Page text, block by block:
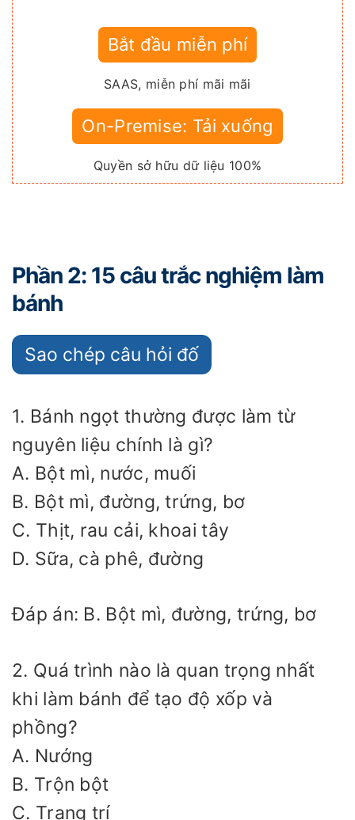
Bắt đầu miễn phí
SAAS, miễn phí mãi mãi
On-Premise: Tải xuống
Quyền sở hữu dữ liệu 100%
Phần 2: 15 câu trắc nghiệm làm
bánh
Sao chép câu hỏi đố
1. Bánh ngọt thường được làm từ
nguyên liệu chính là gì?
A. Bột mì, nước, muối
B. Bột mì, đường, trứng, bơ
C. Thịt, rau cải, khoai tây
D. Sữa, cà phê, đường
Đáp án: B. Bột mì, đường, trứng, bơ
2. Quá trình nào là quan trọng nhất
khi làm bánh để tạo độ xốp và
phồng?
A. Nướng
B. Trộn bột
C. Trang trí